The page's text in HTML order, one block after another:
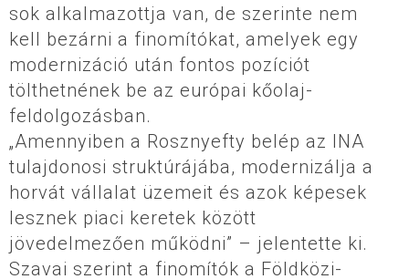
sok alkalmazottja van, de szerinte nem
kell bezárni a finomítókat, amelyek egy
modernizáció után fontos pozíciót
tölthetnének be az európai kőolaj-
feldolgozásban.
„Amennyiben a Rosznyefty belép az INA
tulajdonosi struktúrájába, modernizálja a
horvát vállalat üzemeit és azok képesek
lesznek piaci keretek között
jövedelmezően működni” – jelentette ki.
Szavai szerint a finomítók a Földközi-